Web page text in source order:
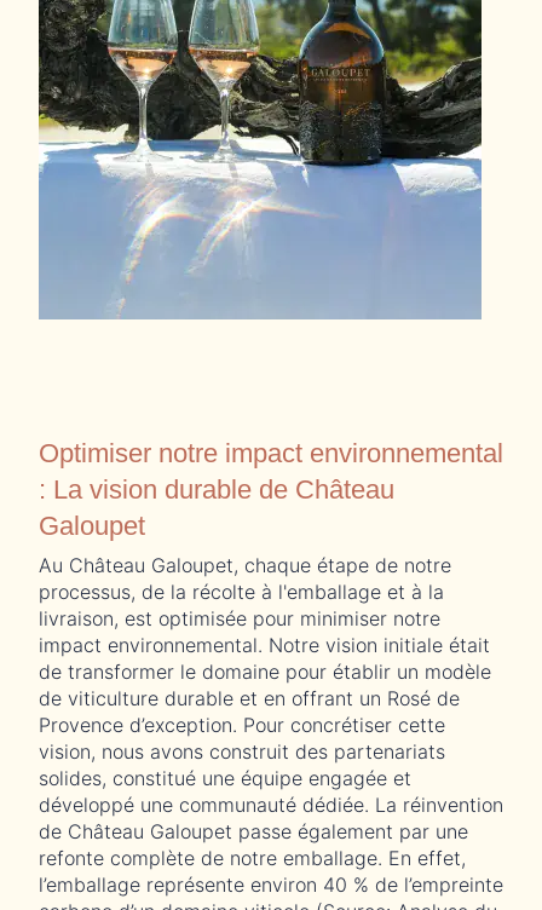
Optimiser notre impact environnemental
: La vision durable de Château
Galoupet
Au Château Galoupet, chaque étape de notre
processus, de la récolte à l'emballage et à la
livraison, est optimisée pour minimiser notre
impact environnemental. Notre vision initiale était
de transformer le domaine pour établir un modèle
de viticulture durable et en offrant un Rosé de
Provence d’exception. Pour concrétiser cette
vision, nous avons construit des partenariats
solides, constitué une équipe engagée et
développé une communauté dédiée. La réinvention
de Château Galoupet passe également par une
refonte complète de notre emballage. En effet,
l’emballage représente environ 40 % de l’empreinte